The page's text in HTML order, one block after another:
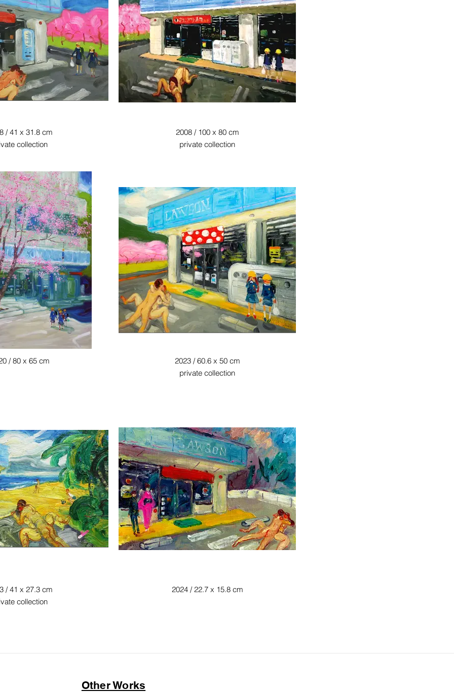
/ 41 x 31.8 cm
collection
2008 / 100 x 80 cm
private collection
/ 80 x 65 cm
2023 / 60.6 x 50 cm
private collection
/ 41 x 27.3 cm
collection
2024 / 22.7 x 15.8 cm
Other Works